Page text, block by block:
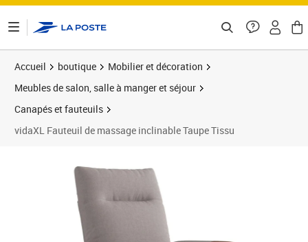
Accueil boutique
Mobilier et décoration
Meubles de salon, salle à manger et séjour
Canapés et fauteuils
vidaXL Fauteuil de massage inclinable Taupe Tissu